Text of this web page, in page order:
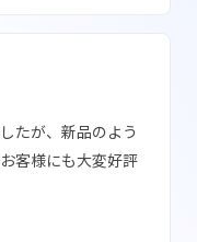
たが、新品のよう
客様にも大変好評